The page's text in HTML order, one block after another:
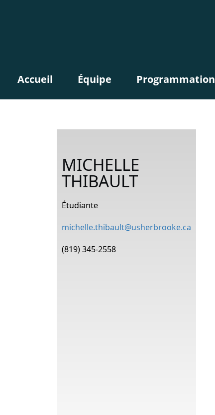
Accueil Équipe Programmation
MICHELLE
THIBAULT
Étudiante
michelle.thibault@usherbrooke.ca
(819) 345-2558